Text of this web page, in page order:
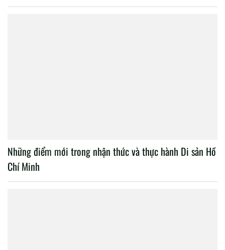
Những điểm mới trong nhận thức và thực hành Di sản Hồ
Chí Minh